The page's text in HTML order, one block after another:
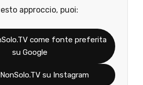
approccio, puoi:
come fonte preferita
su Google
su Instagram